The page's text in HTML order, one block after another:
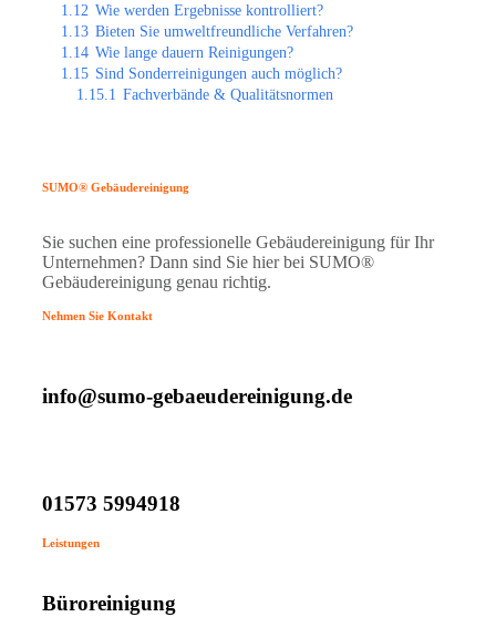
1.12 Wie werden Ergebnisse kontrolliert?
1.13 Bieten Sie umweltfreundliche Verfahren?
1.14 Wie lange dauern Reinigungen?
1.15 Sind Sonderreinigungen auch möglich?
1.15.1 Fachverbände & Qualitätsnormen
SUMO® Gebäudereinigung
Sie suchen eine professionelle Gebäudereinigung für Ihr
Unternehmen? Dann sind Sie hier bei SUMO®
Gebäudereinigung genau richtig.
Nehmen Sie Kontakt
info@sumo-gebaeudereinigung.de
01573 5994918
Leistungen
Büroreinigung